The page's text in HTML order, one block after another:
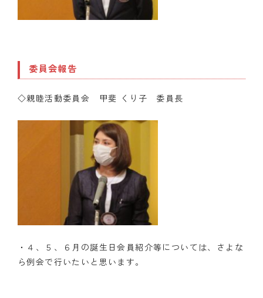
委員会報告
◇親睦活動委員会 甲斐 くり子 委員長
・４、５、６月の誕生日会員紹介等については、さよな
ら例会で行いたいと思います。